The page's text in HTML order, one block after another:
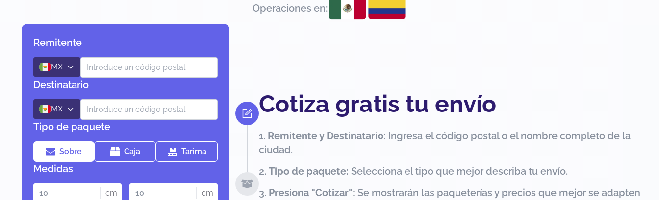
Operaciones en:
Remitente
MX
Destinatario
MX
Tipo de paquete
Sobre Caja Tarima
Medidas
cm cm
Cotiza gratis tu envío
Remitente y Destinatario: Ingresa el código postal o el nombre completo de la
ciudad.
Tipo de paquete: Selecciona el tipo que mejor describa tu envío.
Presiona "Cotizar": Se mostrarán las paqueterías y precios que mejor se adapten